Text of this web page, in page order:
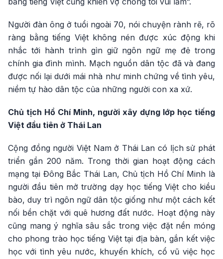
Người đàn ông ở tuổi ngoài 70, nói chuyện rành rẽ, rõ
ràng bằng tiếng Việt không nén được xúc động khi
nhắc tới hành trình gìn giữ ngôn ngữ mẹ đẻ trong
chính gia đình mình. Mạch nguồn dân tộc đã và đang
được nối lại dưới mái nhà như minh chứng về tình yêu,
niềm tự hào dân tộc của những người con xa xứ.
Chủ tịch Hồ Chí Minh, người xây dựng lớp học tiếng
Việt đầu tiên ở Thái Lan
Cộng đồng người Việt Nam ở Thái Lan có lịch sử phát
triển gần 200 năm. Trong thời gian hoạt động cách
mạng tại Đông Bắc Thái Lan, Chủ tịch Hồ Chí Minh là
người đầu tiên mở trường dạy học tiếng Việt cho kiều
bào, duy trì ngôn ngữ dân tộc giống như một cách kết
nối bền chặt với quê hương đất nước. Hoạt động này
cũng mang ý nghĩa sâu sắc trong việc đặt nền móng
cho phong trào học tiếng Việt tại địa bàn, gắn kết việc
học với tình yêu nước, khuyến khích, cổ vũ việc học